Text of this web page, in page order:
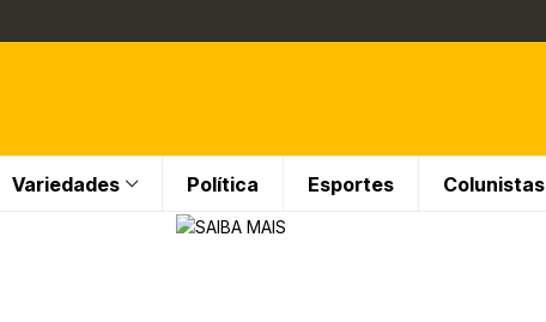
Variedades Política Esportes Colunistas